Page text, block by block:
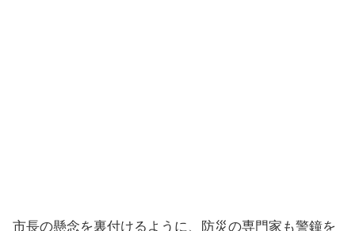
市長の懸念を裏付けるように、防災の専門家も警鐘を